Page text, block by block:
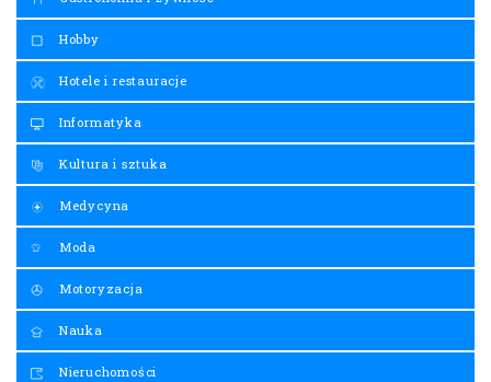
Hobby
Hotele i restauracje
Informatyka
Kultura i sztuka
Medycyna
Moda
Motoryzacja
Nauka
Nieruchomości